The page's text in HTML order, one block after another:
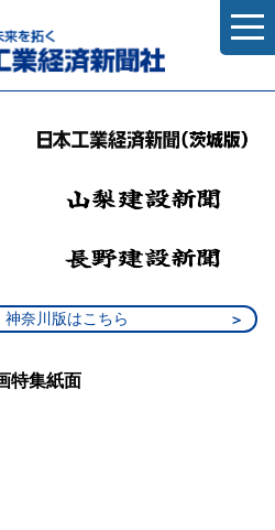
奈川版はこちら
特集紙面